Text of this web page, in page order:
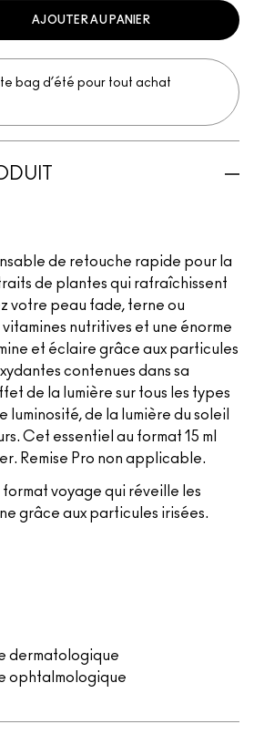
AJOUTER AU PANIER
bag d’été pour tout achat
de retouche rapide pour la
de plantes qui rafraîchissent
votre peau fade, terne ou
nutritives et une énorme
et éclaire grâce aux particules
contenues dans sa
de la lumière sur tous les types
luminosité, de la lumière du soleil
Cet essentiel au format 15 ml
Remise Pro non applicable.
voyage qui réveille les
grâce aux particules irisées.
dermatologique
ophtalmologique